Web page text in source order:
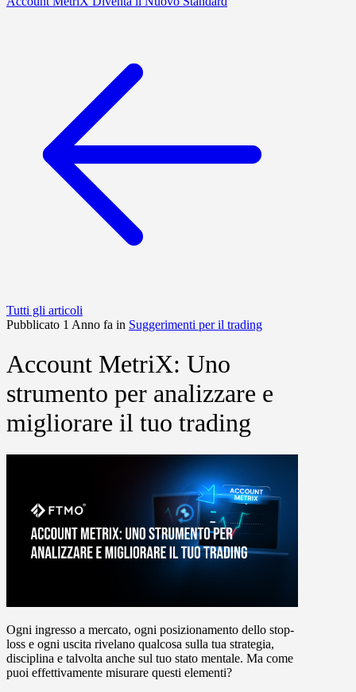
Tutti gli articoli
Pubblicato 1 Anno fa in Suggerimenti per il trading
Account MetriX: Uno
strumento per analizzare e
migliorare il tuo trading
Ogni ingresso a mercato, ogni posizionamento dello stop-
loss e ogni uscita rivelano qualcosa sulla tua strategia,
disciplina e talvolta anche sul tuo stato mentale. Ma come
puoi effettivamente misurare questi elementi?